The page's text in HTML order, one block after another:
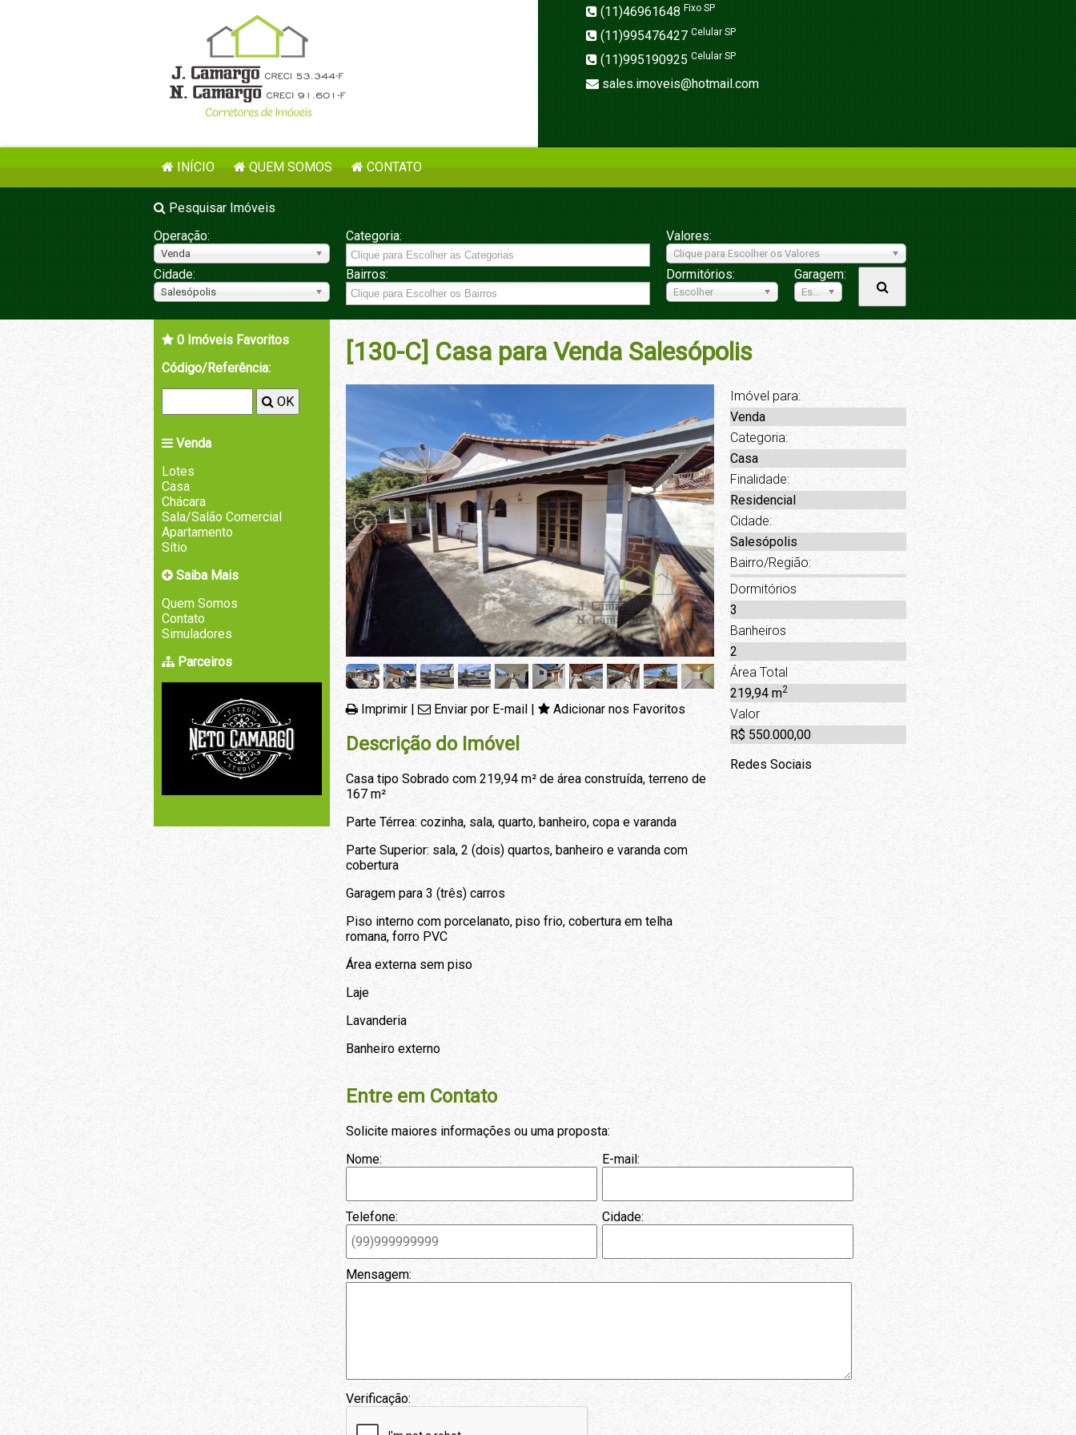
(11)46961648 Fixo SP
(11)995476427 Celular SP
(11)995190925 Celular SP
sales.imoveis@hotmail.com
INÍCIO QUEM SOMOS CONTATO
Pesquisar Imóveis
Operação:
Venda
Categoria: Valores:
Clique para Escolher os Valores
Cidade:
Salesópolis
Bairros: Dormitórios:
Escolher
Garagem:
Escolher
0 Imóveis Favoritos
Código/Referência:
OK
Venda
Lotes
Casa
Chácara
Sala/Salão Comercial
Apartamento
Sítio
Saiba Mais
Quem Somos
Contato
Simuladores
Parceiros
[130-C] Casa para Venda Salesópolis
Imprimir | Enviar por E-mail | Adicionar nos Favoritos
Descrição do Imóvel
Casa tipo Sobrado com 219,94 m² de área construída, terreno de
167 m²
Parte Térrea: cozinha, sala, quarto, banheiro, copa e varanda
Parte Superior: sala, 2 (dois) quartos, banheiro e varanda com
cobertura
Garagem para 3 (três) carros
Piso interno com porcelanato, piso frio, cobertura em telha
romana, forro PVC
Área externa sem piso
Laje
Lavanderia
Banheiro externo
Imóvel para:
Venda
Categoria:
Casa
Finalidade:
Residencial
Cidade:
Salesópolis
Bairro/Região:
Dormitórios
3
Banheiros
2
Área Total
219,94 m2
Valor
R$ 550.000,00
Redes Sociais
Entre em Contato
Solicite maiores informações ou uma proposta:
Nome:
Telefone:
E-mail:
Cidade:
Mensagem:
Verificação: